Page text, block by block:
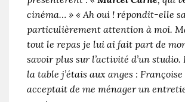
cinéma… » « Ah oui ! répondit-elle
particulièrement attention à moi.
tout le repas je lui ai fait part de
savoir plus sur l’activité d’un
la table j’étais aux anges : Françoise
acceptait de me ménager un